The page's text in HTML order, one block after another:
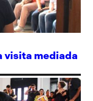
visita mediada